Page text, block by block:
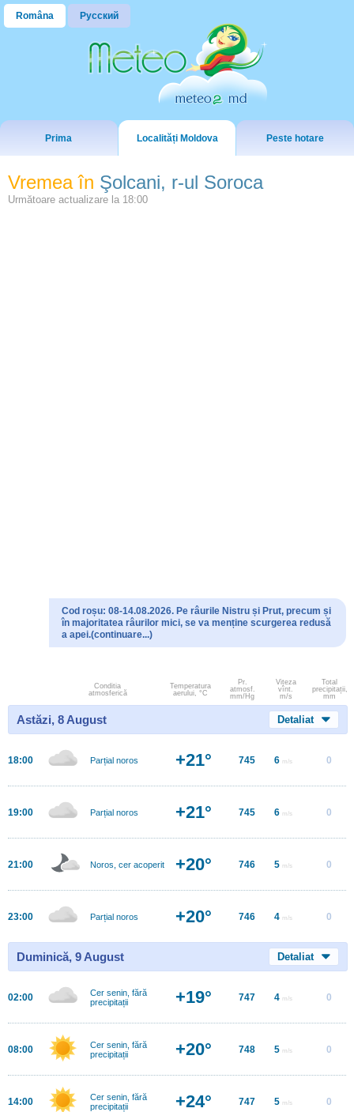
Româna Русский
Prima Localități Moldova Peste hotare
Vremea în Şolcani, r-ul Soroca
Următoare actualizare la 18:00
Cod roșu: 08-14.08.2026. Pe râurile Nistru și Prut, precum și
în majoritatea râurilor mici, se va menține scurgerea redusă
a apei.(continuare...)
Conditia
atmosferică
Temperatura
aerului, °C
Pr.
atmosf.
mm/Hg
Viteza
vînt.
m/s
Total
precipitații,
mm
Astăzi, 8 August Detaliat
18:00 Parțial noros +21° 745 6 m/s 0
19:00 Parțial noros +21° 745 6 m/s 0
21:00 Noros, cer acoperit +20° 746 5 m/s 0
23:00 Parțial noros +20° 746 4 m/s 0
Duminică, 9 August Detaliat
02:00
Cer senin, fără
precipitații
+19° 747 4 m/s 0
08:00
Cer senin, fără
precipitații
+20° 748 5 m/s 0
14:00
Cer senin, fără
precipitații
+24° 747 5 m/s 0